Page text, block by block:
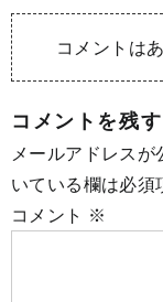
コメントは
コメントを残す
メールアドレスが
いている欄は必須
コメント ※